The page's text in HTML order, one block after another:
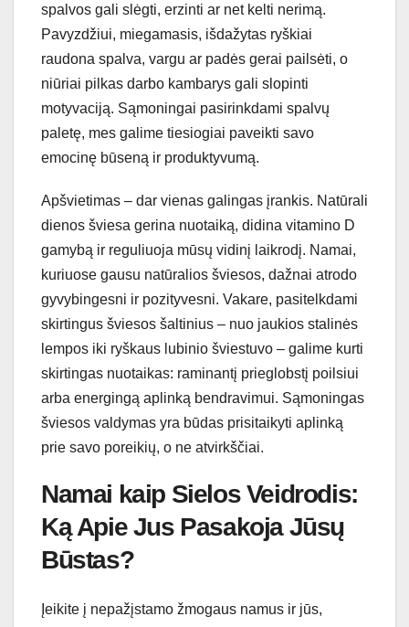
spalvos gali slėgti, erzinti ar net kelti nerimą.
Pavyzdžiui, miegamasis, išdažytas ryškiai
raudona spalva, vargu ar padės gerai pailsėti, o
niūriai pilkas darbo kambarys gali slopinti
motyvaciją. Sąmoningai pasirinkdami spalvų
paletę, mes galime tiesiogiai paveikti savo
emocinę būseną ir produktyvumą.
Apšvietimas – dar vienas galingas įrankis. Natūrali
dienos šviesa gerina nuotaiką, didina vitamino D
gamybą ir reguliuoja mūsų vidinį laikrodį. Namai,
kuriuose gausu natūralios šviesos, dažnai atrodo
gyvybingesni ir pozityvesni. Vakare, pasitelkdami
skirtingus šviesos šaltinius – nuo jaukios stalinės
lempos iki ryškaus lubinio šviestuvo – galime kurti
skirtingas nuotaikas: raminantį prieglobstį poilsiui
arba energingą aplinką bendravimui. Sąmoningas
šviesos valdymas yra būdas prisitaikyti aplinką
prie savo poreikių, o ne atvirkščiai.
Namai kaip Sielos Veidrodis:
Ką Apie Jus Pasakoja Jūsų
Būstas?
Įeikite į nepažįstamo žmogaus namus ir jūs,